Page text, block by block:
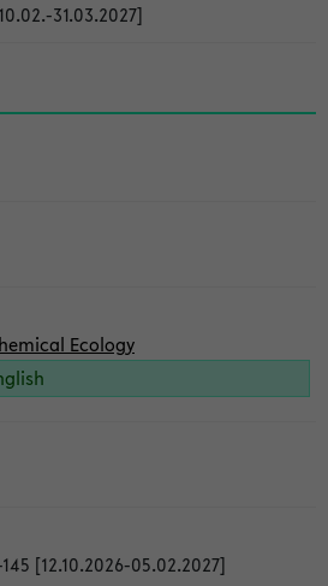
31.03.2027]
Ecology
[12.10.2026-05.02.2027]